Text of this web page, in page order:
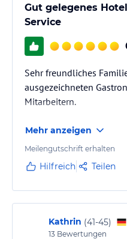
Gut gelegenes
Service
Sehr freundliches
ausgezeichneten
Mitarbeitern.
Mehr anzeigen
Meilengutschrift erhalten
Hilfreich Teilen
Kathrin (41-45)
13 Bewertungen